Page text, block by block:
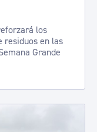
los
residuos en las
Grande